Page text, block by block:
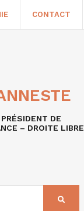
CONTACT
DE
– DROITE LIBRE